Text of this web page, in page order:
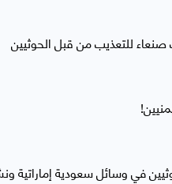
في وسائل سعودية إماراتية